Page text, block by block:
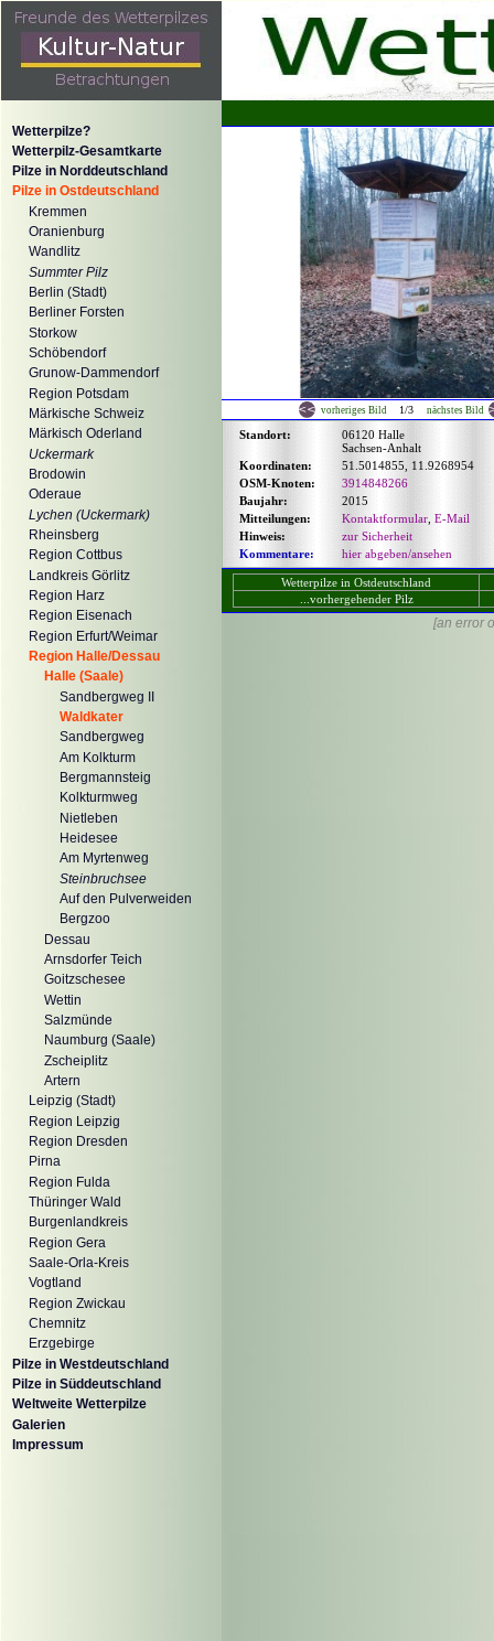
Wetterpilze?
Wetterpilz-Gesamtkarte
Pilze in Norddeutschland
Pilze in Ostdeutschland
Kremmen
Oranienburg
Wandlitz
Summter Pilz
Berlin (Stadt)
Berliner Forsten
Storkow
Schöbendorf
Grunow-Dammendorf
Region Potsdam
Märkische Schweiz
Märkisch Oderland
Uckermark
Brodowin
Oderaue
Lychen (Uckermark)
Rheinsberg
Region Cottbus
Landkreis Görlitz
Region Harz
Region Eisenach
Region Erfurt/Weimar
Region Halle/Dessau
Halle (Saale)
Sandbergweg II
Waldkater
Sandbergweg
Am Kolkturm
Bergmannsteig
Kolkturmweg
Nietleben
Heidesee
Am Myrtenweg
Steinbruchsee
Auf den Pulverweiden
Bergzoo
Dessau
Arnsdorfer Teich
Goitzschesee
Wettin
Salzmünde
Naumburg (Saale)
Zscheiplitz
Artern
Leipzig (Stadt)
Region Leipzig
Region Dresden
Pirna
Region Fulda
Thüringer Wald
Burgenlandkreis
Region Gera
Saale-Orla-Kreis
Vogtland
Region Zwickau
Chemnitz
Erzgebirge
Pilze in Westdeutschland
Pilze in Süddeutschland
Weltweite Wetterpilze
Galerien
Impressum
vorheriges Bild 1/3 nächstes Bild
Standort:
06120 Halle
Sachsen-Anhalt
Koordinaten:
51.5014855, 11.9268954
OSM-Knoten:
3914848266
Baujahr:
2015
Mitteilungen:
Kontaktformular E-Mail
Hinweis:
zur Sicherheit
Kommentare:
hier abgeben/ansehen
Wetterpilze in Ostdeutschland
...vorhergehender Pilz
[an error